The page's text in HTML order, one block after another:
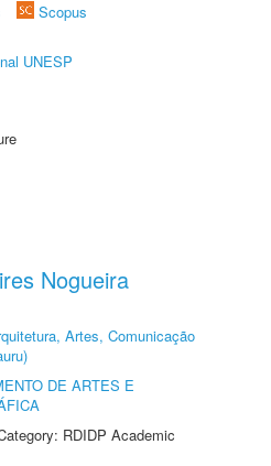
Scopus
UNESP
Nogueira
Artes, Comunicação
DE ARTES E
RDIDP Academic